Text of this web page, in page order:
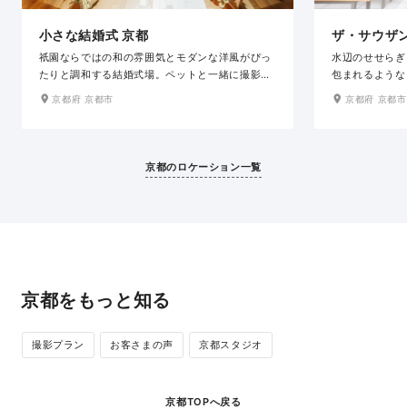
小さな結婚式 京都
祇園ならではの和の雰囲気とモダンな洋風がぴっ
たりと調和する結婚式場。ペットと一緒に撮影も
OK。おふたりの大切なゲストと一緒に写真で叶え
京都府 京都市
ザ・サウザ
水辺のせせら
包まれるよう
ル。一歩足を
京都府 京都市
京都のロケーション一覧
京都をもっと知る
撮影プラン お客さまの声 京都スタジオ
京都TOPへ戻る